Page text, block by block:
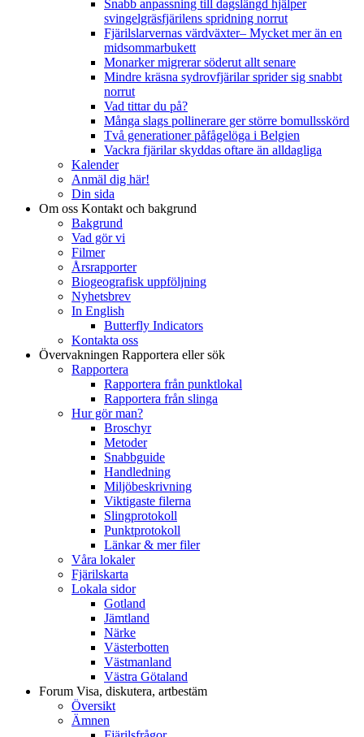
Snabb anpassning till dagslängd hjälper
svingelgräsfjärilens spridning norrut
Fjärilslarvernas värdväxter– Mycket mer än en
midsommarbukett
Monarker migrerar söderut allt senare
Mindre kräsna sydrovfjärilar sprider sig snabbt
norrut
Vad tittar du på?
Många slags pollinerare ger större bomullsskörd
Två generationer påfågelöga i Belgien
Vackra fjärilar skyddas oftare än alldagliga
Kalender
Anmäl dig här!
Din sida
Om oss Kontakt och bakgrund
Bakgrund
Vad gör vi
Filmer
Årsrapporter
Biogeografisk uppföljning
Nyhetsbrev
In English
Butterfly Indicators
Kontakta oss
Övervakningen Rapportera eller sök
Rapportera
Rapportera från punktlokal
Rapportera från slinga
Hur gör man?
Broschyr
Metoder
Snabbguide
Handledning
Miljöbeskrivning
Viktigaste filerna
Slingprotokoll
Punktprotokoll
Länkar & mer filer
Våra lokaler
Fjärilskarta
Lokala sidor
Gotland
Jämtland
Närke
Västerbotten
Västmanland
Västra Götaland
Forum Visa, diskutera, artbestäm
Översikt
Ämnen